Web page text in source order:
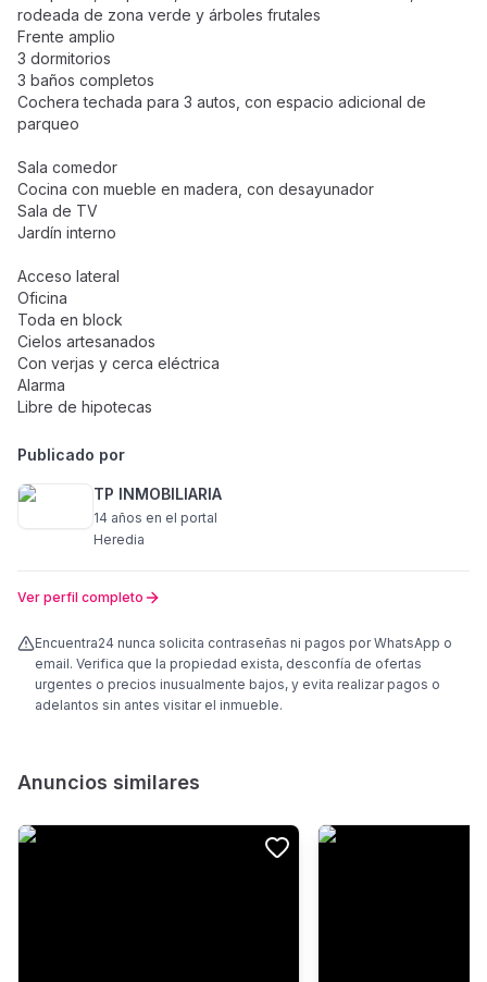
rodeada de zona verde y árboles frutales
Frente amplio
3 dormitorios
3 baños completos
Cochera techada para 3 autos, con espacio adicional de
parqueo
Sala comedor
Cocina con mueble en madera, con desayunador
Sala de TV
Jardín interno
Acceso lateral
Oficina
Toda en block
Cielos artesanados
Con verjas y cerca eléctrica
Alarma
Libre de hipotecas
Publicado por
TP INMOBILIARIA
14 años en el portal
Heredia
Ver perfil completo
Encuentra24 nunca solicita contraseñas ni pagos por WhatsApp o
email. Verifica que la propiedad exista, desconfía de ofertas
urgentes o precios inusualmente bajos, y evita realizar pagos o
adelantos sin antes visitar el inmueble.
Anuncios similares